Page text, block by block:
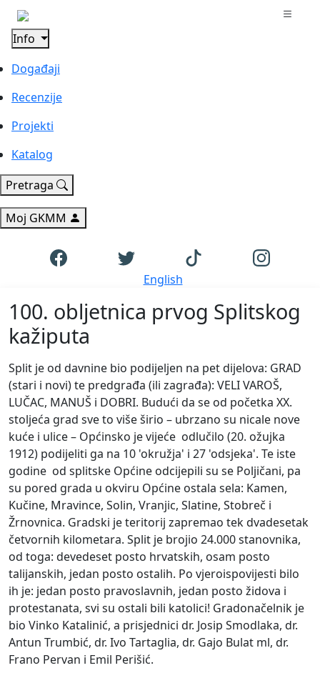
Info
Događaji
Recenzije
Projekti
Katalog
Pretraga
Moj GKMM
English
100. obljetnica prvog Splitskog
kažiputa
Split je od davnine bio podijeljen na pet dijelova: GRAD
(stari i novi) te predgrađa (ili zagrađa): VELI VAROŠ,
LUČAC, MANUŠ i DOBRI. Budući da se od početka XX.
stoljeća grad sve to više širio – ubrzano su nicale nove
kuće i ulice – Općinsko je vijeće odlučilo (20. ožujka
1912) podijeliti ga na 10 'okružja' i 27 'odsjeka'. Te iste
godine od splitske Općine odcijepili su se Poljičani, pa
su pored grada u okviru Općine ostala sela: Kamen,
Kučine, Mravince, Solin, Vranjic, Slatine, Stobreč i
Žrnovnica. Gradski je teritorij zapremao tek dvadesetak
četvornih kilometara. Split je brojio 24.000 stanovnika,
od toga: devedeset posto hrvatskih, osam posto
talijanskih, jedan posto ostalih. Po vjeroispovijesti bilo
ih je: jedan posto pravoslavnih, jedan posto židova i
protestanata, svi su ostali bili katolici! Gradonačelnik je
bio Vinko Katalinić, a prisjednici dr. Josip Smodlaka, dr.
Antun Trumbić, dr. Ivo Tartaglia, dr. Gajo Bulat ml, dr.
Frano Pervan i Emil Perišić.